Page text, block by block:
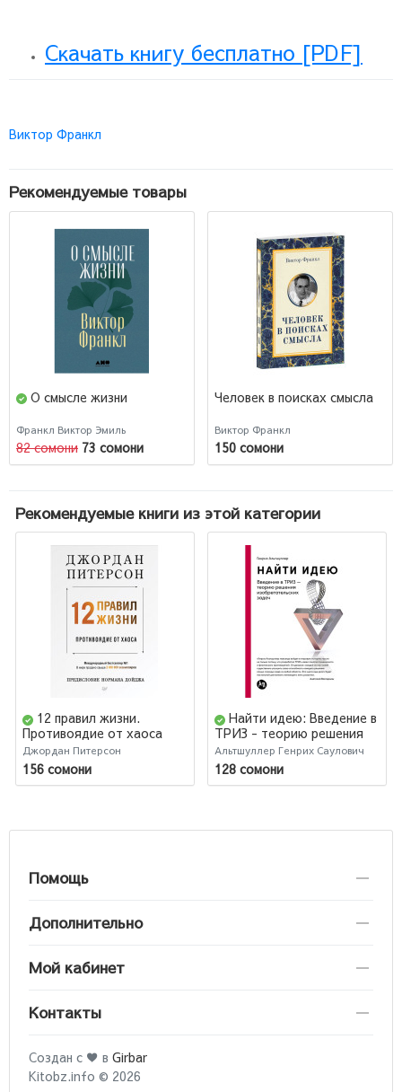
Скачать книгу бесплатно [PDF]
Виктор Франкл
Рекомендуемые товары
О смысле жизни
Франкл Виктор Эмиль
82 сомони 73 сомони
Человек в поисках смысла
Виктор Франкл
150 сомони
Рекомендуемые книги из этой категории
12 правил жизни.
Противоядие от хаоса
Джордан Питерсон
156 сомони
Найти идею: Введение в
ТРИЗ - теорию решения
изобретательских задач
Альтшуллер Генрих Саулович
128 сомони
Помощь
Дополнительно
Мой кабинет
Контакты
Создан с ♥ в Girbar
Kitobz.info © 2026